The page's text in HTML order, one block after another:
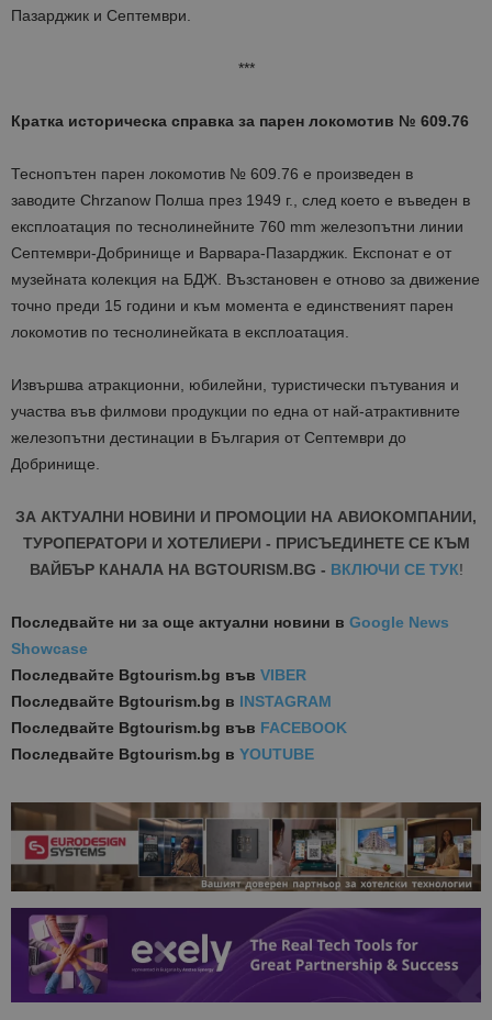
Пазарджик и Септември.
***
Кратка историческа справка за парен локомотив № 609.76
Теснопътен парен локомотив № 609.76 е произведен в
заводите Chrzanow Полша през 1949 г., след което е въведен в
експлоатация по теснолинейните 760 mm железопътни линии
Септември-Добринище и Варвара-Пазарджик. Експонат е от
музейната колекция на БДЖ. Възстановен е отново за движение
точно преди 15 години и към момента е единственият парен
локомотив по теснолинейката в експлоатация.
Извършва атракционни, юбилейни, туристически пътувания и
участва във филмови продукции по една от най-атрактивните
железопътни дестинации в България от Септември до
Добринище.
ЗА АКТУАЛНИ НОВИНИ И ПРОМОЦИИ НА АВИОКОМПАНИИ,
ТУРОПЕРАТОРИ И ХОТЕЛИЕРИ - ПРИСЪЕДИНЕТЕ СЕ КЪМ
ВАЙБЪР КАНАЛА НА BGTOURISM.BG - ВКЛЮЧИ СЕ ТУК!
Последвайте ни за още актуални новини в Google News
Showcase
Последвайте Bgtourism.bg във VIBER
Последвайте Bgtourism.bg в INSTAGRAM
Последвайте Bgtourism.bg във FACEBOOK
Последвайте Bgtourism.bg в YOUTUBE